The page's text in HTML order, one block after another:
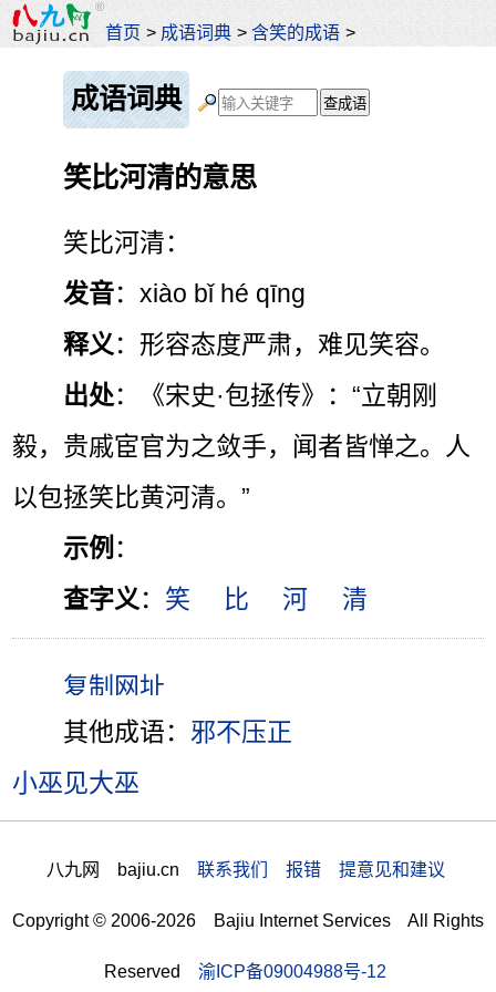
首页 > 成语词典 >含笑的成语 >
成语词典
笑比河清的意思
笑比河清：
发音：xiào bǐ hé qīng
释义 ：形容态度严肃，难见笑容。
出处：《宋史·包拯传》：“立朝刚
毅，贵戚宦官为之敛手，闻者皆惮之。人
以包拯笑比黄河清。”
示例 ：
查字义 ： 笑 比 河 清
其他成语：邪不压正
小巫见大巫
八九网 bajiu.cn 联系我们 报错 提意见和建议
Copyright © 2006-2026 Bajiu Internet Services All Rights
Reserved 渝ICP备09004988号-12